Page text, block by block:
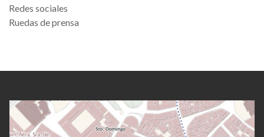
Redes sociales
Ruedas de prensa